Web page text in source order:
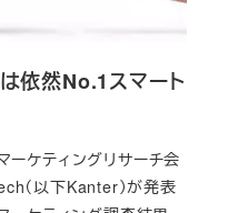
依然No.1スマート
ケティングリサーチ会
（以下Kanter）が発表